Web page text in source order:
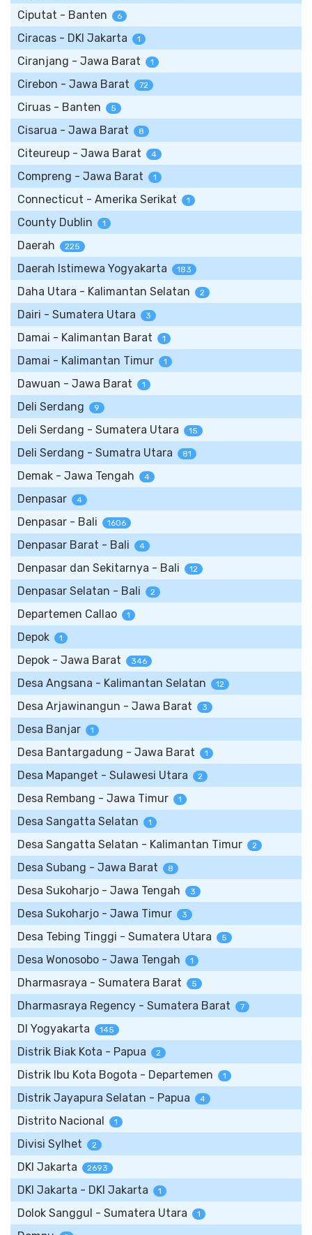
Ciputat - Banten 6
Ciracas - DKI Jakarta 1
Ciranjang - Jawa Barat 1
Cirebon - Jawa Barat 72
Ciruas - Banten 5
Cisarua - Jawa Barat 8
Citeureup - Jawa Barat 4
Compreng - Jawa Barat 1
Connecticut - Amerika Serikat 1
County Dublin 1
Daerah 225
Daerah Istimewa Yogyakarta 183
Daha Utara - Kalimantan Selatan 2
Dairi - Sumatera Utara 3
Damai - Kalimantan Barat 1
Damai - Kalimantan Timur 1
Dawuan - Jawa Barat 1
Deli Serdang 9
Deli Serdang - Sumatera Utara 15
Deli Serdang - Sumatra Utara 81
Demak - Jawa Tengah 4
Denpasar 4
Denpasar - Bali 1606
Denpasar Barat - Bali 4
Denpasar dan Sekitarnya - Bali 12
Denpasar Selatan - Bali 2
Departemen Callao 1
Depok 1
Depok - Jawa Barat 346
Desa Angsana - Kalimantan Selatan 12
Desa Arjawinangun - Jawa Barat 3
Desa Banjar 1
Desa Bantargadung - Jawa Barat 1
Desa Mapanget - Sulawesi Utara 2
Desa Rembang - Jawa Timur 1
Desa Sangatta Selatan 1
Desa Sangatta Selatan - Kalimantan Timur 2
Desa Subang - Jawa Barat 8
Desa Sukoharjo - Jawa Tengah 3
Desa Sukoharjo - Jawa Timur 3
Desa Tebing Tinggi - Sumatera Utara 5
Desa Wonosobo - Jawa Tengah 1
Dharmasraya - Sumatera Barat 5
Dharmasraya Regency - Sumatera Barat 7
DI Yogyakarta 145
Distrik Biak Kota - Papua 2
Distrik Ibu Kota Bogota - Departemen 1
Distrik Jayapura Selatan - Papua 4
Distrito Nacional 1
Divisi Sylhet 2
DKI Jakarta 2693
DKI Jakarta - DKI Jakarta 1
Dolok Sanggul - Sumatera Utara 1